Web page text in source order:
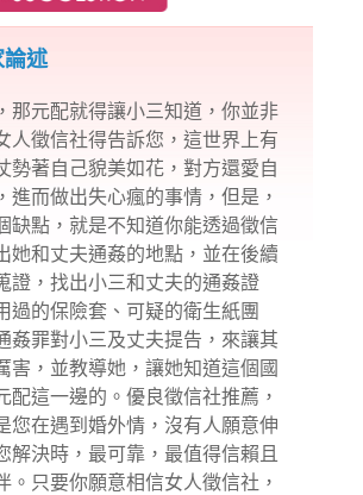
論述
那元配就得讓小三知道，你並非
人徵信社得告訴您，這世界上有
勢著自己貌美如花，對方還愛自
進而做出失心瘋的事情，但是，
缺點，就是不知道你能透過徵信
她和丈夫通姦的地點，並在後續
證，找出小三和丈夫的通姦證
過的保險套、可疑的衛生紙團
姦罪對小三及丈夫提告，來讓其
害，並教導她，讓她知道這個國
配這一邊的。優良徵信社推薦，
您在遇到婚外情 ，沒有人願意伸
解決時，最可靠，最值得信賴且
。只要你願意相信女人徵信社，